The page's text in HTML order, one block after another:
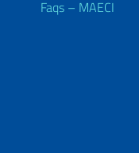
Faqs – MAECI